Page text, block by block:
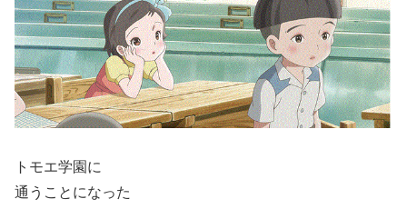
トモエ学園に
通うことになった